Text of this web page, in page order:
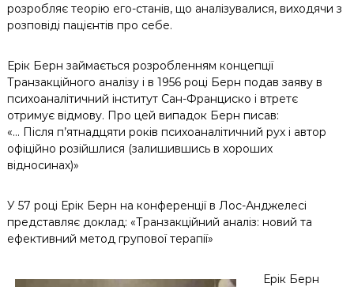
розробляє теорію его-станів, що аналізувалися, виходячи з
розповіді пацієнтів про себе.
Ерік Берн займається розробленням концепції
Транзакційного аналізу і в 1956 році Берн подав заяву в
психоаналітичний інститут Сан-Франциско і втретє
отримує відмову. Про цей випадок Берн писав:
«… Після п’ятнадцяти років психоаналітичний рух і автор
офіційно розійшлися (залишившись в хороших
відносинах)»
У 57 році Ерік Берн на конференції в Лос-Анджелесі
представляє доклад: «Транзакційний аналіз: новий та
ефективний метод групової терапії»
Ерік Берн